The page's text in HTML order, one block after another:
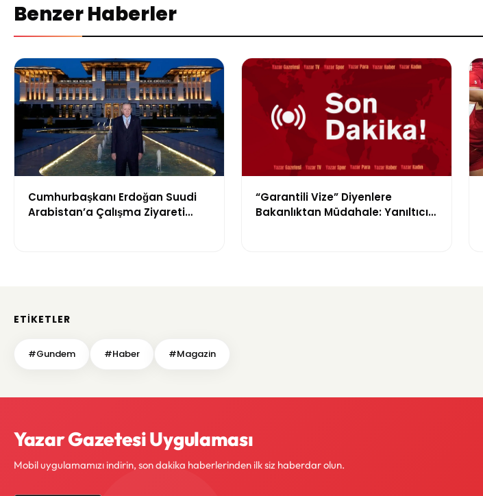
Benzer Haberler
Cumhurbaşkanı Erdoğan Suudi
Arabistan’a Çalışma Ziyareti
“Garantili Vize” Diyenlere
Bakanlıktan Müdahale: Yanıltıcı
ETIKETLER
#Gundem #Haber #Magazin
Yazar Gazetesi Uygulaması
Mobil uygulamamızı indirin, son dakika haberlerinden ilk siz haberdar olun.